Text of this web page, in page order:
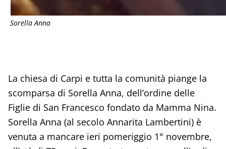
Sorella Anna
La chiesa di Carpi e tutta la comunità piange la
scomparsa di Sorella Anna, dell’ordine delle
Figlie di San Francesco fondato da Mamma Nina.
Sorella Anna (al secolo Annarita Lambertini) è
venuta a mancare ieri pomeriggio 1° novembre,